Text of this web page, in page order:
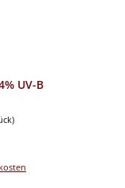
UV-B